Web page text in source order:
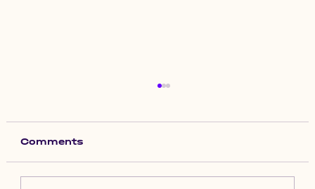
Comments